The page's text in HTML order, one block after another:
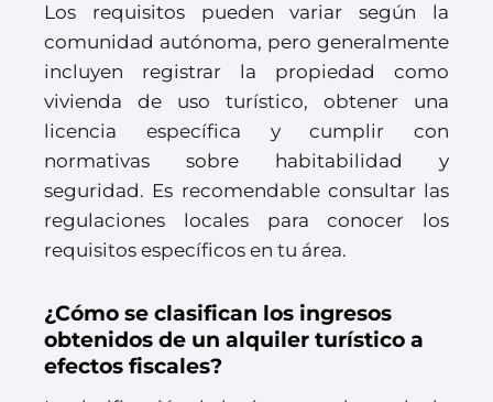
Los requisitos pueden variar según la
comunidad autónoma, pero generalmente
incluyen registrar la propiedad como
vivienda de uso turístico, obtener una
licencia específica y cumplir con
normativas sobre habitabilidad y
seguridad. Es recomendable consultar las
regulaciones locales para conocer los
requisitos específicos en tu área.
¿Cómo se clasifican los ingresos
obtenidos de un alquiler turístico a
efectos fiscales?